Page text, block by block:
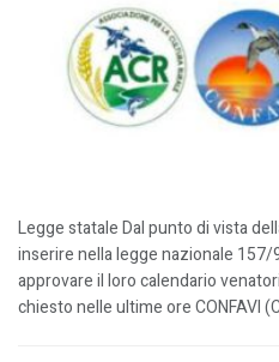
Legge statale Dal punto di vista
inserire nella legge nazionale
approvare il loro calendario
chiesto nelle ultime ore CONFAVI